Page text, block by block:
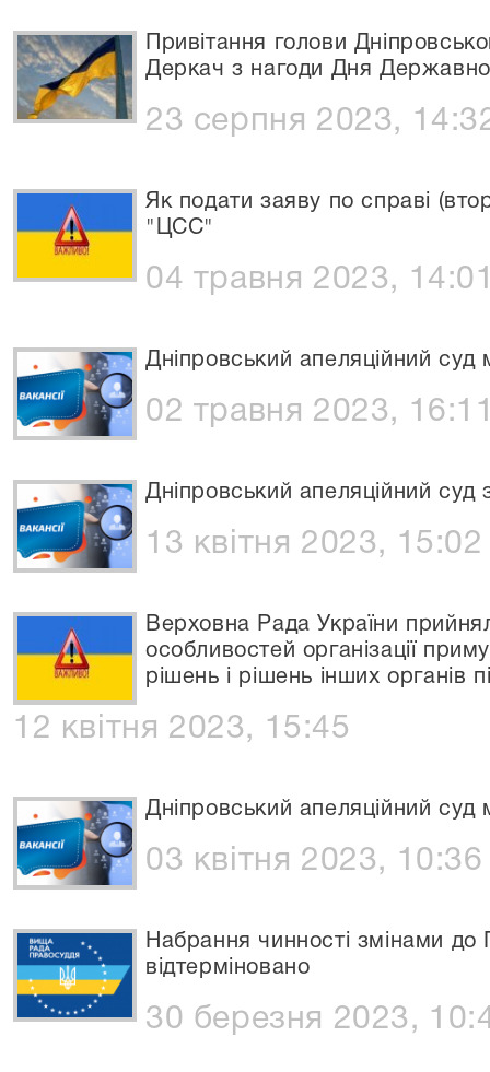
Привітання голови
Деркач з нагоди Дня
23 серпня 2023,
Як подати заяву по справі
"ЦСС"
04 травня 2023,
Дніпровський апеляційний суд
02 травня 2023,
Дніпровський апеляційний
13 квітня 2023, 15:02
Верховна Рада України
особливостей організації
рішень і рішень інших органів
12 квітня 2023, 15:45
Дніпровський апеляційний суд
03 квітня 2023, 10:36
Набрання чинності змінами
відтерміновано
30 березня 2023,